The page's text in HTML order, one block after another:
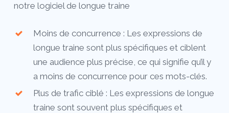
notre logiciel de longue traine
Moins de concurrence : Les expressions de
longue traine sont plus spécifiques et ciblent
une audience plus précise, ce qui signifie qu’il y
a moins de concurrence pour ces mots-clés.
Plus de trafic ciblé : Les expressions de longue
traine sont souvent plus spécifiques et